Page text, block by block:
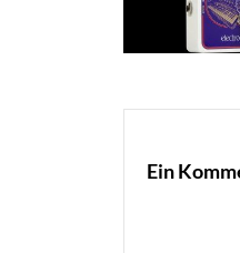
Ein